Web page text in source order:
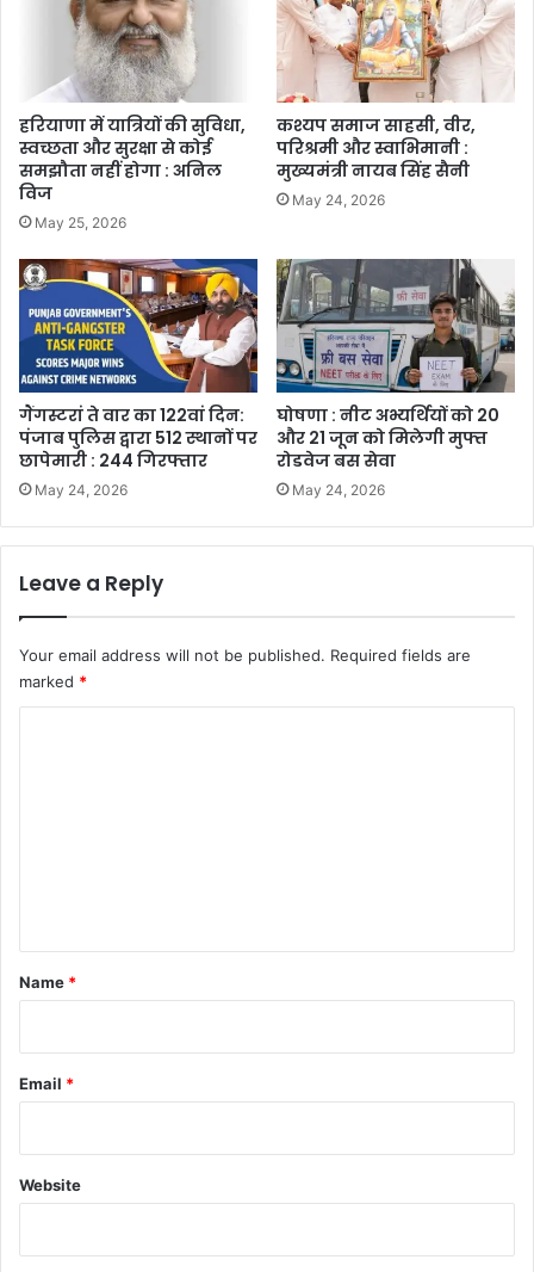
हरियाणा में यात्रियों की सुविधा,
स्वच्छता और सुरक्षा से कोई
समझौता नहीं होगा : अनिल
विज
May 25, 2026
कश्यप समाज साहसी, वीर,
परिश्रमी और स्वाभिमानी :
मुख्यमंत्री नायब सिंह सैनी
May 24, 2026
गैंगस्टरां ते वार का 122वां दिन:
पंजाब पुलिस द्वारा 512 स्थानों पर
छापेमारी : 244 गिरफ्तार
May 24, 2026
घोषणा : नीट अभ्यर्थियों को 20
और 21 जून को मिलेगी मुफ्त
रोडवेज बस सेवा
May 24, 2026
Leave a Reply
Your email address will not be published. Required fields are
marked *
*
Name *
Email *
Website